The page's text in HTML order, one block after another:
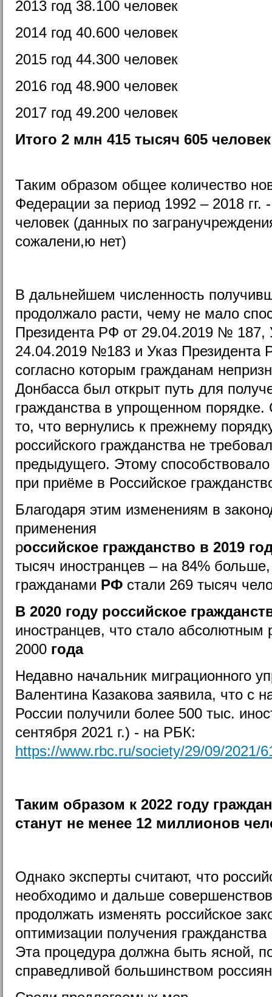
2013 год 38.100 человек
2014 год 40.600 человек
2015 год 44.300 человек
2016 год 48.900 человек
2017 год 49.200 человек
Итого 2 млн 415 тысяч 605 человек
Таким образом общее количество
Федерации за период 1992 – 2018
человек (данных по
сожалени,ю нет)
В дальнейшем численность
продолжало расти, чему не мало
Президента РФ от 29.04.2019 № 187,
24.04.2019 №183 и Указ Президента
согласно которым гражданам
Донбасса был открыт путь для
гражданства в упрощенном порядке.
то, что вернулись к прежнему
российского гражданства не
предыдущего. Этому
при приёме в Российское
Благодаря этим изменениям в
применения
российское гражданство в 2019
тысяч иностранцев – на 84%
гражданами РФ стали 269 тысяч
В 2020 году российское
иностранцев, что стало
2000 года
Недавно начальник миграционного
Валентина Казакова заявила, что с
России получили более 500 тыс.
сентября 2021 г.) - на РБК:
https://www.rbc.ru/society/29/09/2021/
Таким образом к 2022 году
станут не менее 12 миллионов
Однако эксперты считают, что
необходимо и дальше
продолжать изменять российское
оптимизации получения
Эта процедура должна быть ясной,
справедливой большинством